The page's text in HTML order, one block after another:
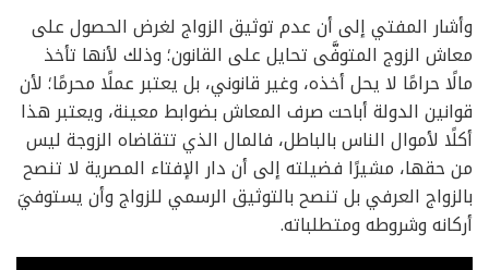
وأشار المفتي إلى أن عدم توثيق الزواج لغرض الحصول على
معاش الزوج المتوفَّى تحايل على القانون؛ وذلك لأنها تأخذ
مالًا حرامًا لا يحل أخذه، وغير قانوني، بل يعتبر عملًا محرمًا؛ لأن
قوانين الدولة أباحت صرف المعاش بضوابط معينة، ويعتبر هذا
أكلًا لأموال الناس بالباطل، فالمال الذي تتقاضاه الزوجة ليس
من حقها، مشيرًا فضيلته إلى أن دار الإفتاء المصرية لا تنصح
بالزواج العرفي بل تنصح بالتوثيق الرسمي للزواج وأن يستوفيَ
أركانه وشروطه ومتطلباته.